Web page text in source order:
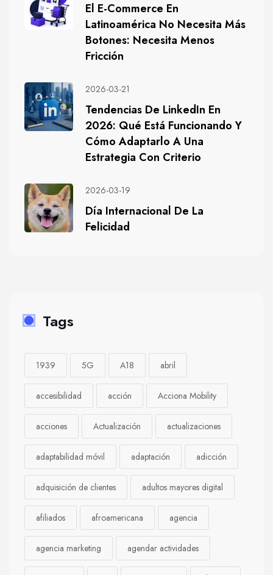
El E-Commerce En
Latinoamérica No Necesita Más
Botones: Necesita Menos
Fricción
2026-03-21
Tendencias De LinkedIn En
2026: Qué Está Funcionando Y
Cómo Adaptarlo A Una
Estrategia Con Criterio
2026-03-19
Día Internacional De La
Felicidad
Tags
1939 5G A18 abril
accesibilidad acción Acciona Mobility
acciones Actualización actualizaciones
adaptabilidad móvil adaptación adicción
adquisición de clientes adultos mayores digital
afiliados afroamericana agencia
agencia marketing agendar actividades